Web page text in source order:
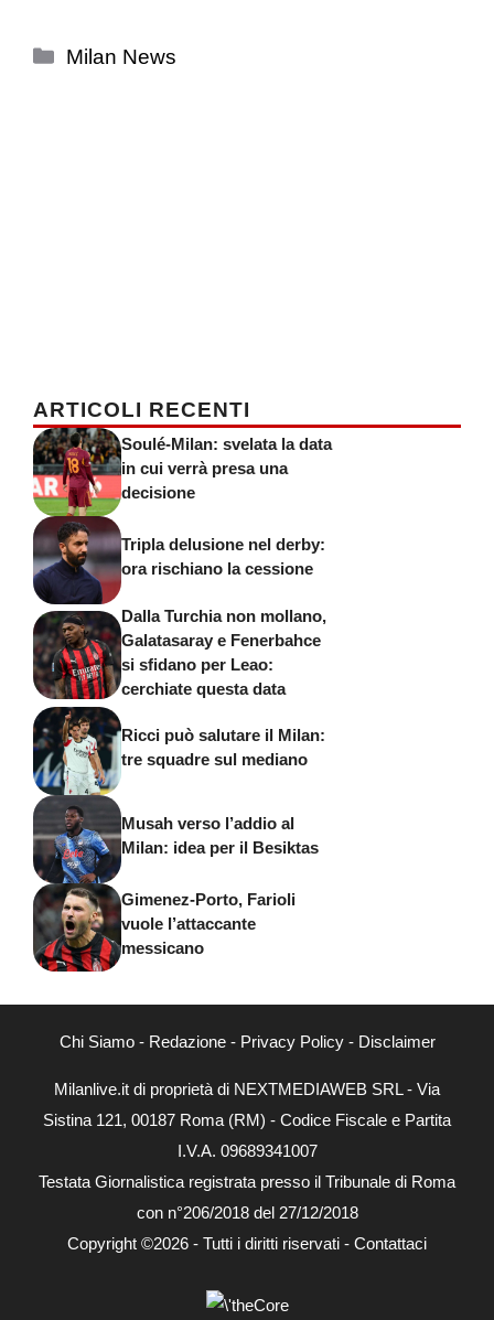
Categorie
Milan News
ARTICOLI RECENTI
Soulé-Milan: svelata la data
in cui verrà presa una
decisione
Tripla delusione nel derby:
ora rischiano la cessione
Dalla Turchia non mollano,
Galatasaray e Fenerbahce
si sfidano per Leao:
cerchiate questa data
Ricci può salutare il Milan:
tre squadre sul mediano
Musah verso l’addio al
Milan: idea per il Besiktas
Gimenez-Porto, Farioli
vuole l’attaccante
messicano
Chi Siamo- Redazione- Privacy Policy- Disclaimer
Milanlive.it di proprietà di NEXTMEDIAWEB SRL - Via
Sistina 121, 00187 Roma (RM) - Codice Fiscale e Partita
I.V.A. 09689341007
Testata Giornalistica registrata presso il Tribunale di Roma
con n°206/2018 del 27/12/2018
Copyright ©2026 - Tutti i diritti riservati - Contattaci